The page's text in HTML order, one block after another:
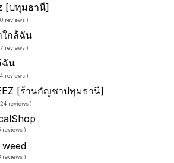
[ปทุมธานี]
reviews )
กล้ฉัน
reviews )
ฉัน
reviews )
[ร้านกัญชาปทุมธานี]
reviews )
reviews )
reviews )